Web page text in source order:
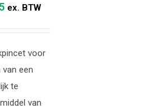
ex. BTW
voor
een
te
van